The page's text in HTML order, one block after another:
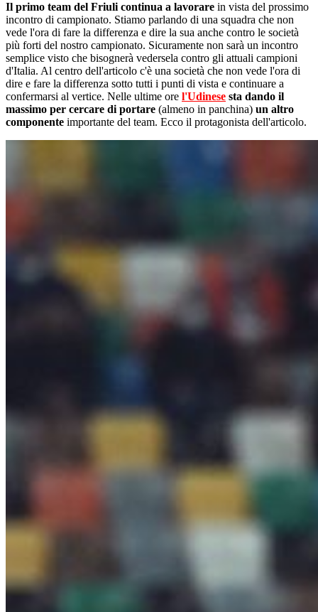
Il primo team del Friuli continua a lavorare in vista del prossimo
incontro di campionato. Stiamo parlando di una squadra che non
vede l'ora di fare la differenza e dire la sua anche contro le società
più forti del nostro campionato. Sicuramente non sarà un incontro
semplice visto che bisognerà vedersela contro gli attuali campioni
d'Italia. Al centro dell'articolo c'è una società che non vede l'ora di
dire e fare la differenza sotto tutti i punti di vista e continuare a
confermarsi al vertice. Nelle ultime ore l'Udinese sta dando il
massimo per cercare di portare (almeno in panchina) un altro
componente importante del team. Ecco il protagonista dell'articolo.